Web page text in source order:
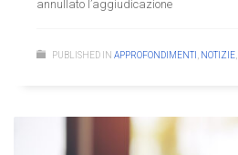
annullato l’aggiudicazione
PUBLISHED IN APPROFONDIMENTI NOTIZIE